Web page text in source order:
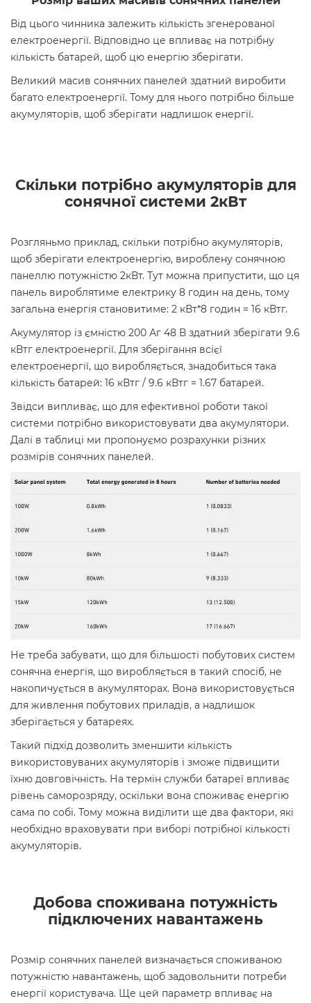
Від цього чинника залежить кількість згенерованої
електроенергії. Відповідно це впливає на потрібну
кількість батарей, щоб цю енергію зберігати.
Великий масив сонячних панелей здатний виробити
багато електроенергії. Тому для нього потрібно більше
акумуляторів, щоб зберігати надлишок енергії.
Скільки потрібно акумуляторів для
сонячної системи 2кВт
Розгляньмо приклад, скільки потрібно акумуляторів,
щоб зберігати електроенергію, вироблену сонячною
панеллю потужністю 2кВт. Тут можна припустити, що ця
панель вироблятиме електрику 8 годин на день, тому
загальна енергія становитиме: 2 кВт*8 годин = 16 кВтг.
Акумулятор із ємністю 200 Аг 48 В здатний зберігати 9.6
кВтг електроенергії. Для зберігання всієї
електроенергії, що виробляється, знадобиться така
кількість батарей: 16 кВтг / 9.6 кВтг = 1.67 батарей.
Звідси випливає, що для ефективної роботи такої
системи потрібно використовувати два акумулятори.
Далі в таблиці ми пропонуємо розрахунки різних
розмірів сонячних панелей.
Не треба забувати, що для більшості побутових систем
сонячна енергія, що виробляється в такий спосіб, не
накопичується в акумуляторах. Вона використовується
для живлення побутових приладів, а надлишок
зберігається у батареях.
Такий підхід дозволить зменшити кількість
використовуваних акумуляторів і зможе підвищити
їхню довговічність. На термін служби батареї впливає
рівень саморозряду, оскільки вона споживає енергію
сама по собі. Тому можна виділити ще два фактори, які
необхідно враховувати при виборі потрібної кількості
акумуляторів.
Добова споживана потужність
підключених навантажень
Розмір сонячних панелей визначається споживаною
потужністю навантажень, щоб задовольнити потреби
енергії користувача. Ще цей параметр впливає на